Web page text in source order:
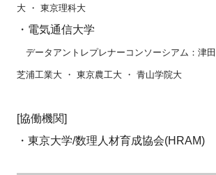
大 ・ 東京理科大
・ 電気通信大学
データアントレプレナーコンソーシアム：津
芝浦工業大・ 東京農工大 ・ 青山学院大
[協働機関]
・ 東京大学/数理人材育成協会(HRAM)